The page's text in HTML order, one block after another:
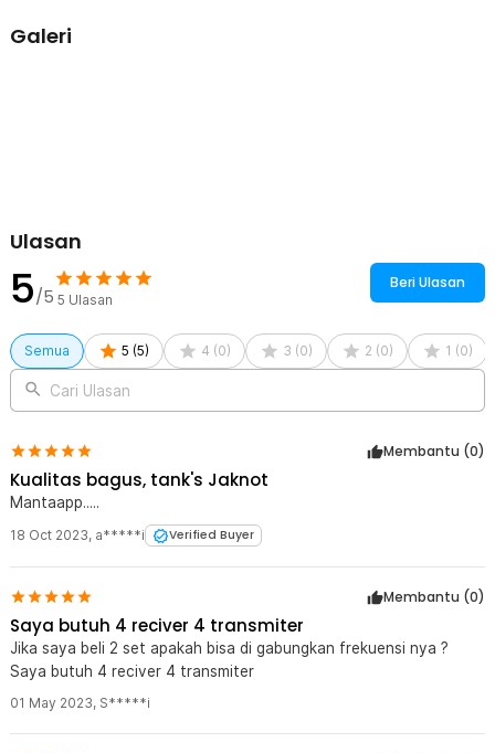
Galeri
Ulasan
5/5 5 Ulasan
Beri Ulasan
Semua 5 (5) 4 (0) 3 (0) 2 (0) 1 (0)
Cari Ulasan
Membantu (0)
Kualitas bagus, tank's Jaknot
Mantaapp.....
18 Oct 2023, a*****i Verified Buyer
Membantu (0)
Saya butuh 4 reciver 4 transmiter
Jika saya beli 2 set apakah bisa di gabungkan frekuensi nya ?
Saya butuh 4 reciver 4 transmiter
01 May 2023, S*****i